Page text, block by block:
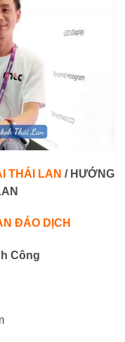
THÁI LAN / HƯỚNG
ĐÁO DỊCH
Công